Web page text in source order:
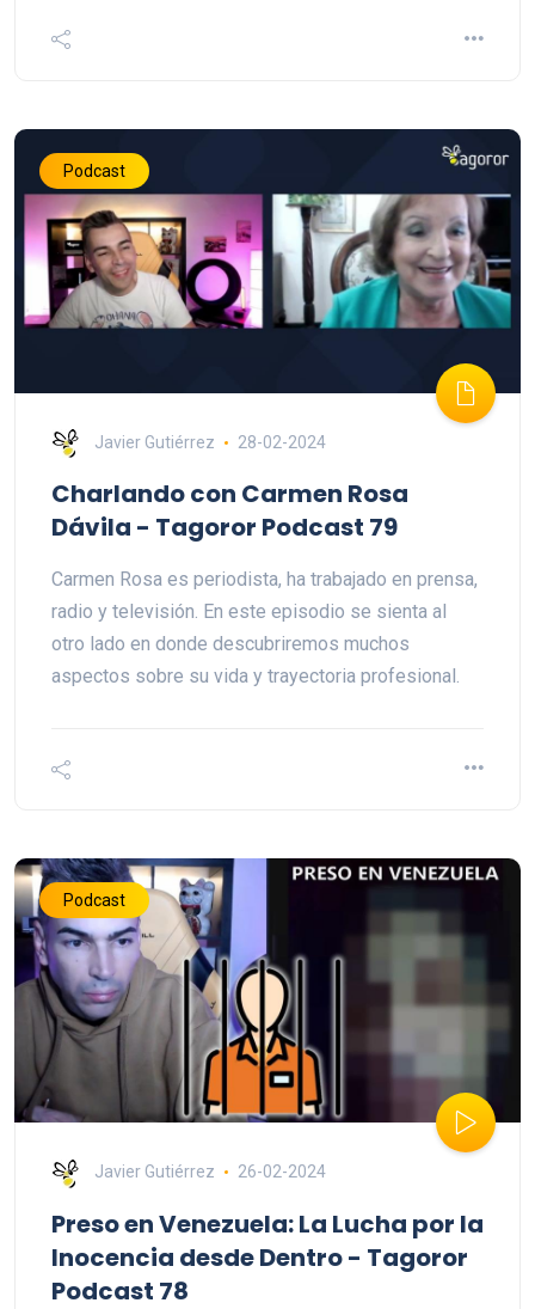
Podcast
Javier Gutiérrez 28-02-2024
Charlando con Carmen Rosa
Dávila - Tagoror Podcast 79
Carmen Rosa es periodista, ha trabajado en prensa,
radio y televisión. En este episodio se sienta al
otro lado en donde descubriremos muchos
aspectos sobre su vida y trayectoria profesional.
Podcast
Javier Gutiérrez 26-02-2024
Preso en Venezuela: La Lucha por la
Inocencia desde Dentro - Tagoror
Podcast 78